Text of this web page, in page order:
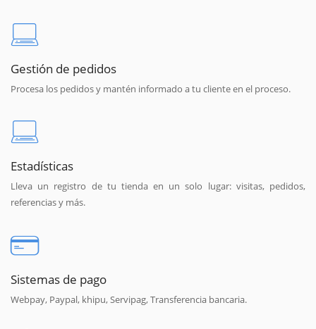
Gestión de pedidos
Procesa los pedidos y mantén informado a tu cliente en el proceso.
Estadísticas
Lleva un registro de tu tienda en un solo lugar: visitas, pedidos,
referencias y más.
Sistemas de pago
Webpay, Paypal, khipu, Servipag, Transferencia bancaria.